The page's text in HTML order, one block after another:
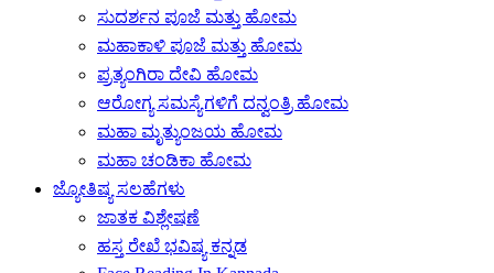
ಸುದರ್ಶನ ಪೂಜೆ ಮತ್ತು ಹೋಮ
ಮಹಾಕಾಳಿ ಪೂಜೆ ಮತ್ತು ಹೋಮ
ಪ್ರತ್ಯಂಗಿರಾ ದೇವಿ ಹೋಮ
ಆರೋಗ್ಯ ಸಮಸ್ಯೆಗಳಿಗೆ ದನ್ವಂತ್ರಿ ಹೋಮ
ಮಹಾ ಮೃತ್ಯುಂಜಯ ಹೋಮ
ಮಹಾ ಚಂಡಿಕಾ ಹೋಮ
ಜ್ಯೋತಿಷ್ಯ ಸಲಹೆಗಳು
ಜಾತಕ ವಿಶ್ಲೇಷಣೆ
ಹಸ್ತ ರೇಖೆ ಭವಿಷ್ಯ ಕನ್ನಡ